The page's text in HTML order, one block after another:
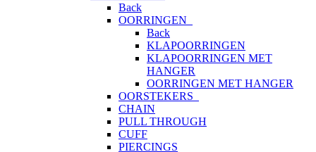
Back
OORRINGEN
Back
KLAPOORRINGEN
KLAPOORRINGEN MET
HANGER
OORRINGEN MET HANGER
OORSTEKERS
CHAIN
PULL THROUGH
CUFF
PIERCINGS